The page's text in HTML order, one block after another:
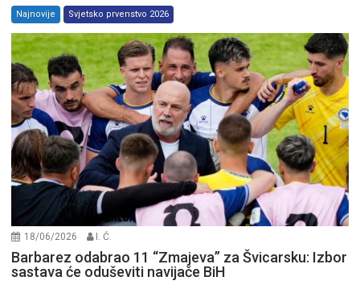
Najnovije Svjetsko prvenstvo 2026
18/06/2026 I. Ć.
Barbarez odabrao 11 “Zmajeva” za Švicarsku: Izbor
sastava će oduševiti navijače BiH